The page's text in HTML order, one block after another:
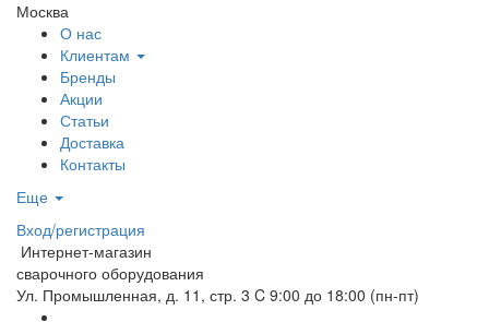
Москва
О нас
Клиентам
Бренды
Акции
Статьи
Доставка
Контакты
Еще
Вход/регистрация
Интернет-магазин
сварочного оборудования
Ул. Промышленная, д. 11, стр. 3 C 9:00 до 18:00 (пн-пт)